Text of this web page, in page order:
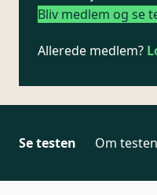
Bliv medlem og se
Allerede medlem?
Se testen Om testen